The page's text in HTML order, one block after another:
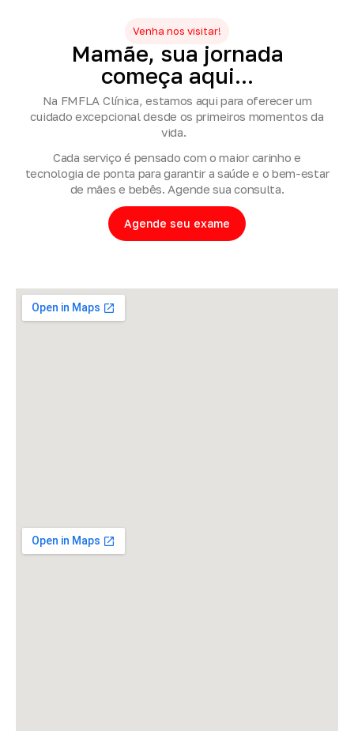
Venha nos visitar!
Mamãe, sua jornada
começa aqui...
Na FMFLA Clínica, estamos aqui para oferecer um
cuidado excepcional desde os primeiros momentos da
vida.
Cada serviço é pensado com o maior carinho e
tecnologia de ponta para garantir a saúde e o bem-estar
de mães e bebês. Agende sua consulta.
Agende seu exame